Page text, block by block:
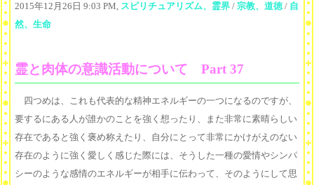
2015年12月26日 9:03 PM, スピリチュアリズム、霊界 / 宗教、道徳/ 自
然、生命
霊と肉体の意識活動について Part 37
四つめは、これも代表的な精神エネルギーの一つになるのですが、
要するにある人が誰かのことを強く想ったり、また非常に素晴らしい
存在であると強く褒め称えたり、自分にとって非常にかけがえのない
存在のように強く愛しく感じた際には、そうした一種の愛情やシンパ
シーのような感情のエネルギーが相手に伝わって、そのようにして思